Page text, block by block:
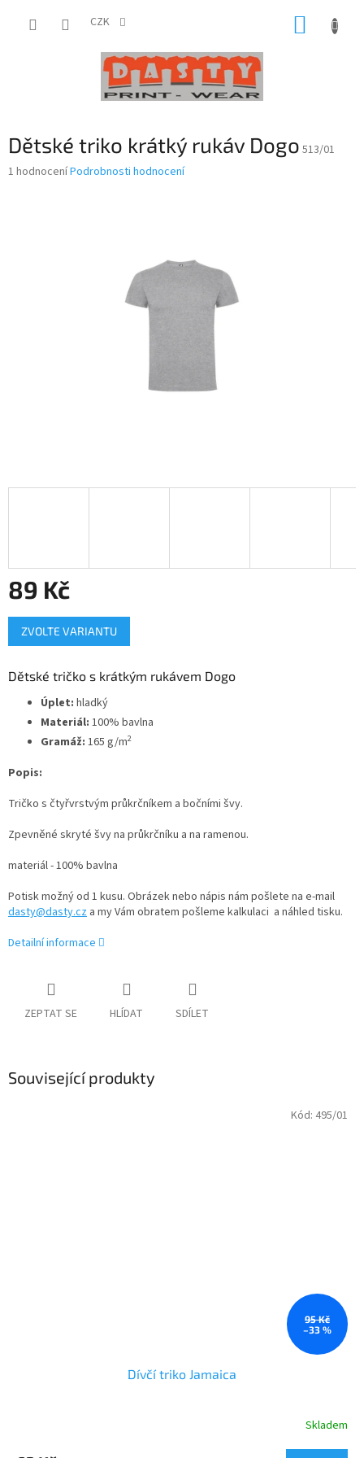
CZK
Dětské triko krátký rukáv Dogo 513/01
Průměrné
1 hodnoceníPodrobnosti hodnocení
89 Kč
Měrná
cena:
ZVOLTE VARIANTU
Dětské tričko s krátkým rukávem Dogo
Úplet: hladký
Materiál: 100% bavlna
Gramáž: 165 g/m2
Popis:
Tričko s čtyřvrstvým průkrčníkem a bočními švy.
Zpevněné skryté švy na průkrčníku a na ramenou.
materiál - 100% bavlna
Potisk možný od 1 kusu. Obrázek nebo nápis nám pošlete na e-mail
dasty@dasty.cz a my Vám obratem pošleme kalkulaci a náhled tisku.
Detailní informace
ZEPTAT SE HLÍDAT SDÍLET
Související produkty
95 Kč
–33 %
Dívčí triko Jamaica
Skladem
Kód: 495/01